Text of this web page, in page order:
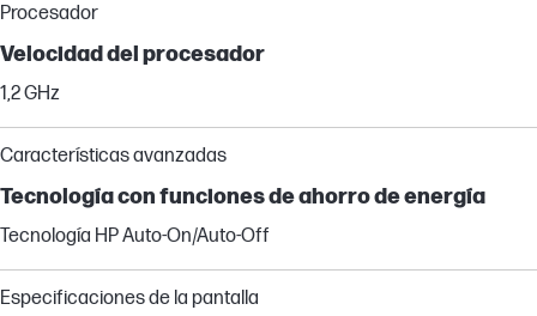
Procesador
Velocidad del procesador
1,2 GHz
Características avanzadas
Tecnología con funciones de ahorro de energía
Tecnología HP Auto-On/Auto-Off
Especificaciones de la pantalla